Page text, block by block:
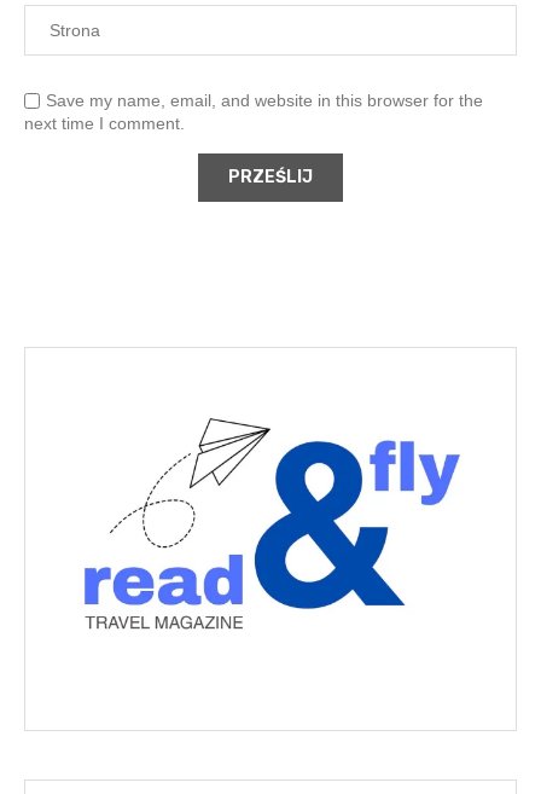
Save my name, email, and website in this browser for the
next time I comment.